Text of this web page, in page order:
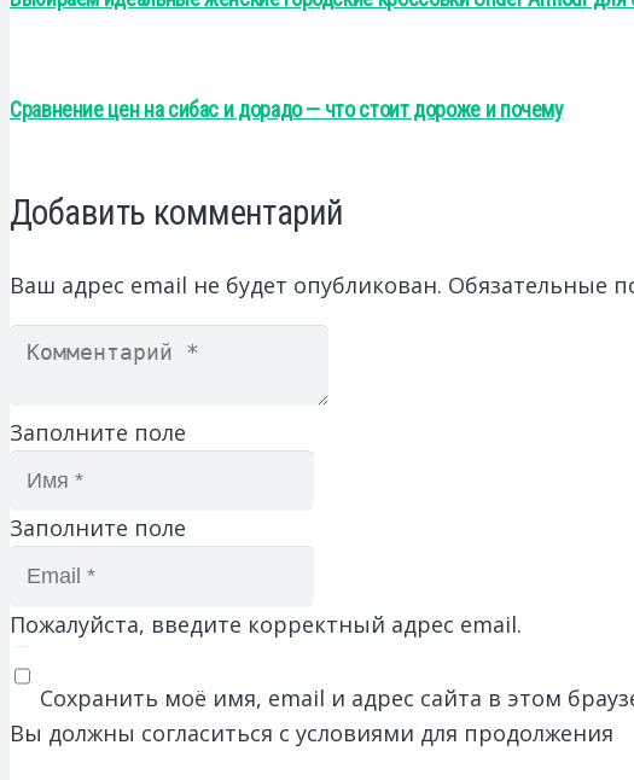
Сравнение цен на сибас и дорадо — что стоит дороже и почему
Добавить комментарий
Ваш адрес email не будет опубликован. Обязательные
Заполните поле
Заполните поле
Пожалуйста, введите корректный адрес email.
Сохранить моё имя, email и адрес сайта в этом
Вы должны согласиться с условиями для продолжения